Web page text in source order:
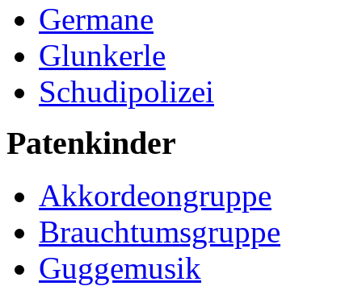
Germane
Glunkerle
Schudipolizei
Patenkinder
Akkordeongruppe
Brauchtumsgruppe
Guggemusik